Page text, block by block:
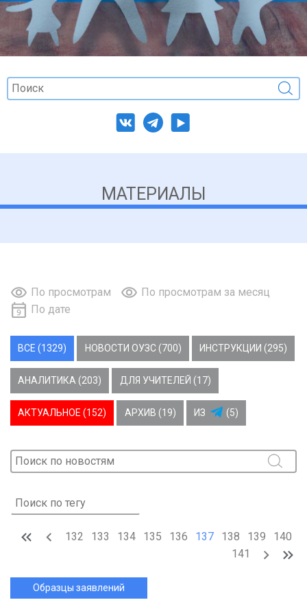
МАТЕРИАЛЫ
По просмотрам
По просмотрам за месяц
По дате
ВСЕ (1329) НОВОСТИ ОУЗС (700) ИНСТРУКЦИИ (295)
АНАЛИТИКА (203) ДЛЯ УЧИТЕЛЕЙ (17)
АКТУАЛЬНОЕ (152) АРХИВ (19) ИЗ (5)
132 133 134 135 136 137 138 139
140
141
Образцы заявлений